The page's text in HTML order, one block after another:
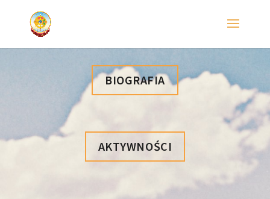
BIOGRAFIA
AKTYWNOŚCI